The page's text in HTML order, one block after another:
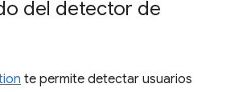
del detector de
te permite detectar usuarios